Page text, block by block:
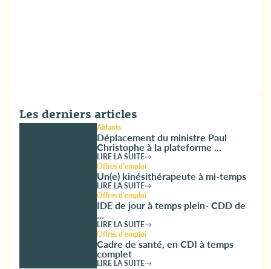
Les derniers articles
Aidants
Déplacement du ministre Paul
Christophe à la plateforme ...
LIRE LA SUITE
Offres d'emploi
Un(e) kinésithérapeute à mi-temps
LIRE LA SUITE
Offres d'emploi
IDE de jour à temps plein- CDD de
...
LIRE LA SUITE
Offres d'emploi
Cadre de santé, en CDI à temps
complet
LIRE LA SUITE